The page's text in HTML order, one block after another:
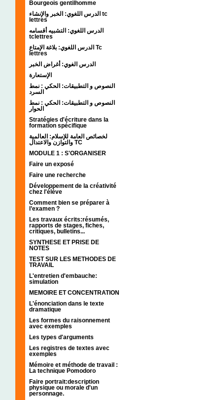
Bourgeois gentilhomme
الدرس اللغوي: الخبر والإنشاء tc
lettres
الدرس اللغوي: التشبيه أقسامه
tclettres
الدرس اللغوي: بلاغة الإمتاع Tc
lettres
الدرس الغوي: أغراض الخبر
الإستعارة
النصوص و التطبيقات: الحكي : نمط
السرد
النصوص و التطبيقات: الحكي : نمط
الحوار
Stratégies d'écriture dans la
formation spécifique
لخصائص العامة للإسلام: العالمية
والتوازن والاعتدال TC
MODULE 1 : S'ORGANISER
Faire un exposé
Faire une recherche
Développement de la créativité
chez l'élève
Comment bien se préparer à
l’examen ?
Les travaux écrits:résumés,
rapports de stages, fiches,
critiques, bulletins...
SYNTHESE ET PRISE DE
NOTES
TEST SUR LES METHODES DE
TRAVAIL
L'entretien d'embauche:
simulation
MEMOIRE ET CONCENTRATION
L'énonciation dans le texte
dramatique
Les formes du raisonnement
avec exemples
Les types d'arguments
Les registres de textes avec
exemples
Mémoire et méthode de travail :
La technique Pomodoro
Faire portrait:description
physique ou morale d'un
personnage.